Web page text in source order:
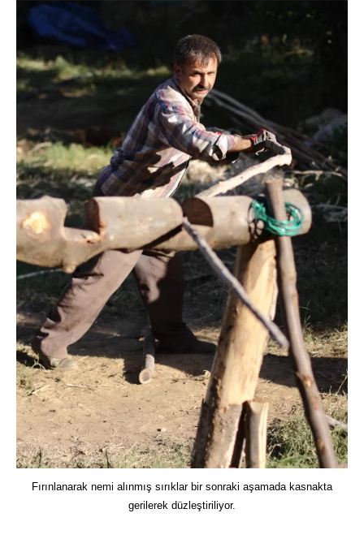
Fırınlanarak nemi alınmış sırıklar bir sonraki aşamada kasnakta
gerilerek düzleştiriliyor.